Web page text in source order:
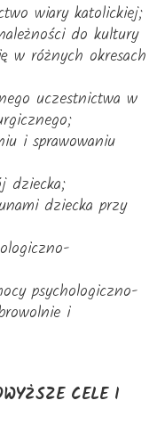
wiary katolickiej;
do kultury
w różnych okresach
uczestnictwa w
i sprawowaniu
dziecka;
dziecka przy
psychologiczno-
i
CELE I